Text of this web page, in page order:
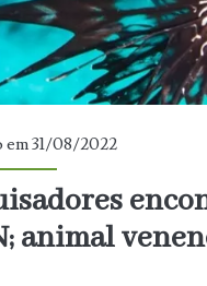
31/08/2022
animal